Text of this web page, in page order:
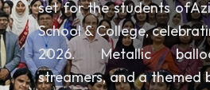
set for the students
School & College,
2026. Metallic
streamers, and a themed